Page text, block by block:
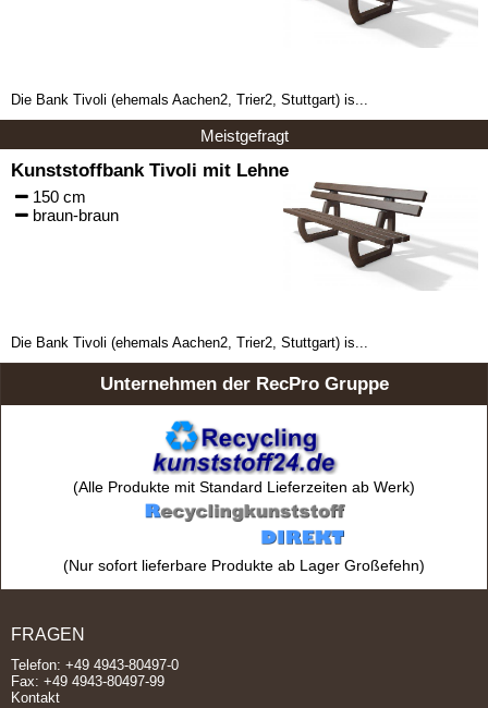
Die Bank Tivoli (ehemals Aachen2, Trier2, Stuttgart) is...
Meistgefragt
Kunststoffbank Tivoli mit Lehne
150 cm
braun-braun
Die Bank Tivoli (ehemals Aachen2, Trier2, Stuttgart) is...
Unternehmen der RecPro Gruppe
(Alle Produkte mit Standard Lieferzeiten ab Werk)
(Nur sofort lieferbare Produkte ab Lager Großefehn)
FRAGEN
Telefon: +49 4943-80497-0
Fax: +49 4943-80497-99
Kontakt